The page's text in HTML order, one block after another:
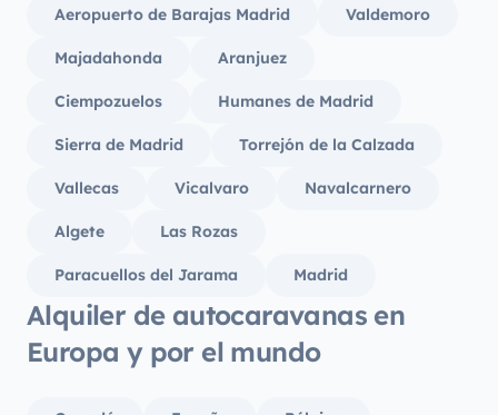
Aeropuerto de Barajas Madrid Valdemoro
Majadahonda Aranjuez
Ciempozuelos Humanes de Madrid
Sierra de Madrid Torrejón de la Calzada
Vallecas Vicalvaro Navalcarnero
Algete Las Rozas
Paracuellos del Jarama Madrid
Alquiler de autocaravanas en
Europa y por el mundo